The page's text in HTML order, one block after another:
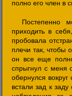
полно его член в
Постепенно
приходить в
пробовала
плечи так, чтобы
он все еще
спрыгнул с меня
обернулся
встали зад к